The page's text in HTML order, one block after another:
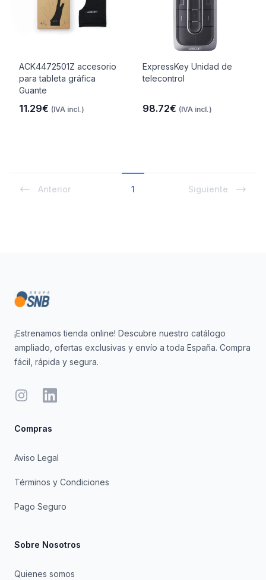
ACK4472501Z accesorio
para tableta gráfica
Guante
11.29€ (IVA incl.)
ExpressKey Unidad de
telecontrol
98.72€ (IVA incl.)
Anterior 1 Siguiente
¡Estrenamos tienda online! Descubre nuestro catálogo
ampliado, ofertas exclusivas y envío a toda España. Compra
fácil, rápida y segura.
InstagramLinkedIn
Compras
Aviso Legal
Términos y Condiciones
Pago Seguro
Sobre Nosotros
Quienes somos